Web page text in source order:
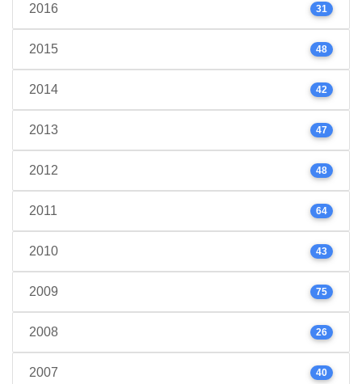
2016 31
2015 48
2014 42
2013 47
2012 48
2011 64
2010 43
2009 75
2008 26
2007 40